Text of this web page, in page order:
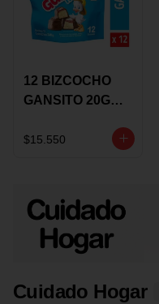
12 BIZCOCHO
GANSITO 20G
MERMELADA
$15.550
Cuidado Hogar